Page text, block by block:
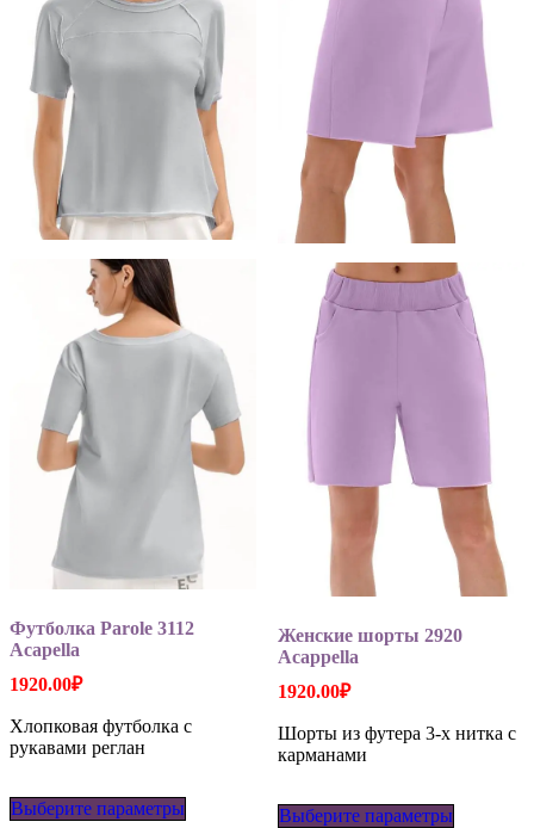
Футболка Parole 3112
Acapella
1920.00₽
Хлопковая футболка с
рукавами реглан
Выберите параметры
Женские шорты 2920
Acappella
1920.00₽
Шорты из футера 3-х нитка с
карманами
Выберите параметры